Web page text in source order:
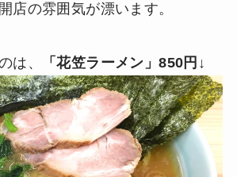
店の雰囲気が漂います。
は、 「花笠ラーメン」850円↓